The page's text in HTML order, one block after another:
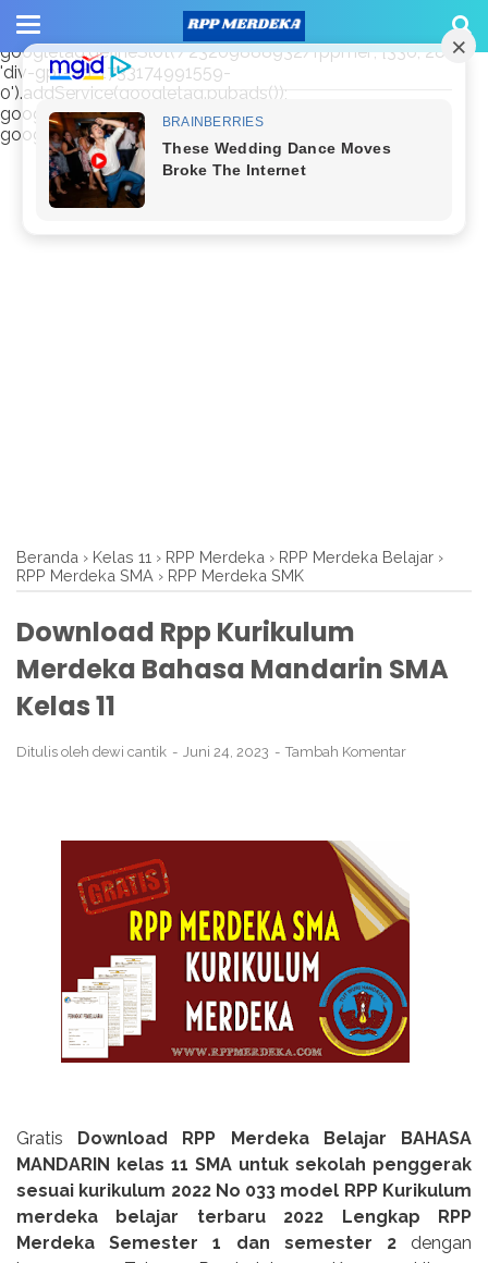
window.googletag = window.googletag || {cmd: []};
googletag.cmd.push(function() {
googletag.defineSlot('/23209888932/rppmer', [336, 280],
'div-gpt-ad-1733174991559-
0').addService(googletag.pubads());
googletag.pubads().enableSingleRequest();
googletag.enableServices(); });
Beranda › Kelas 11 › RPP Merdeka › RPP Merdeka Belajar ›
RPP Merdeka SMA › RPP Merdeka SMK
Download Rpp Kurikulum
Merdeka Bahasa Mandarin SMA
Kelas 11
Ditulis oleh dewi cantik Juni 24, 2023 Tambah Komentar
Gratis Download RPP Merdeka Belajar BAHASA
MANDARIN kelas 11 SMA untuk sekolah penggerak
sesuai kurikulum 2022 No 033 model RPP Kurikulum
merdeka belajar terbaru 2022 Lengkap RPP
Merdeka Semester 1 dan semester 2dengan